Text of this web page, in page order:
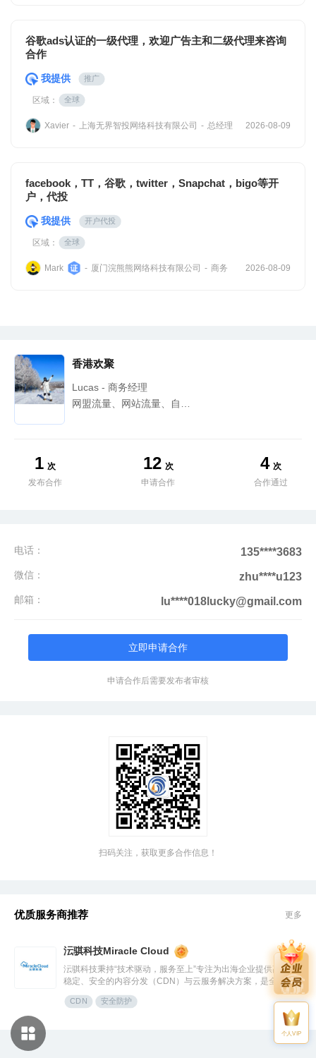
谷歌ads认证的一级代理，欢迎广告主和二级代理来咨询
合作
我提供 推广
区域： 全球
Xavier - 上海无界智投网络科技有限公司 - 总经理 2026-08-09
facebook，TT，谷歌，twitter，Snapchat，bigo等开
户，代投
我提供 开户代投
区域： 全球
Mark - 厦门浣熊熊网络科技有限公司 - 商务 2026-08-09
香港欢聚
Lucas - 商务经理
1 次
发布合作
12 次
申请合作
4 次
合作通过
电话： 135****3683
微信： zhu****u123
邮箱： lu****018lucky@gmail.com
立即申请合作
申请合作后需要发布者审核
扫码关注，获取更多合作信息！
优质服务商推荐 更多
沄骐科技Miracle Cloud
沄骐科技秉持“技术驱动，服务至上”专注为出海企业提供高效、
稳定、安全的内容分发（CDN）与云服务解决方案，是全球边
缘云领导者Fastly中国区首个合作伙伴。团队由业内资深专家组
成，拥有大规模分布式架构服务经验，提供全流程技术支持与定
制化方案，曾服务腾讯、快手、网易、Temu、米哈游、华为等
CDN 安全防护
个人VIP